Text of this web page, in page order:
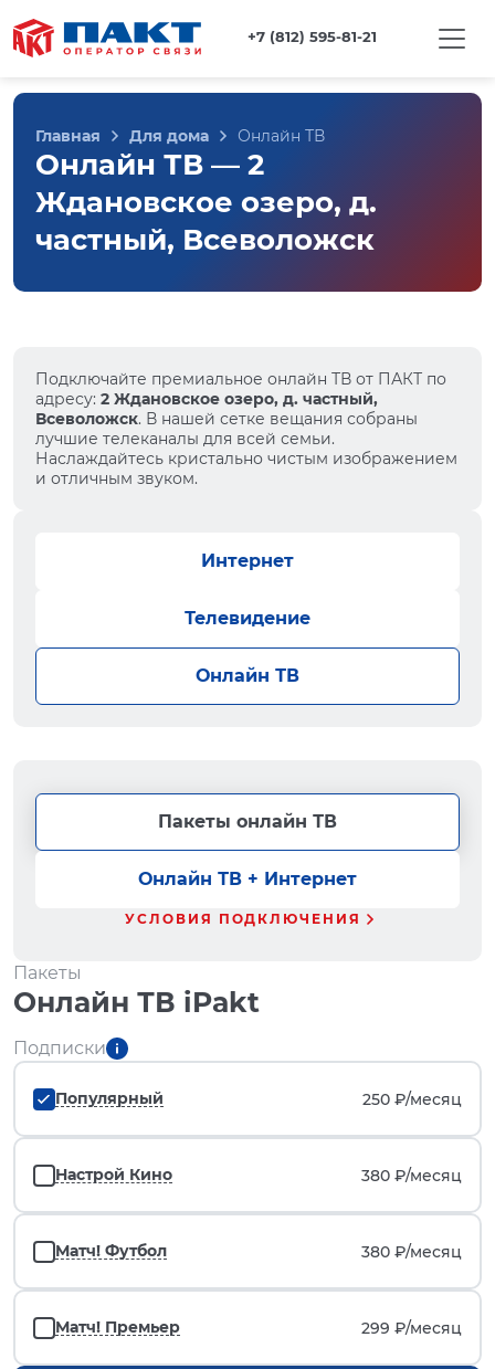
+7 (812) 595-81-21
Главная Для дома Онлайн ТВ
Онлайн ТВ — 2
Ждановское озеро, д.
частный, Всеволожск
Подключайте премиальное онлайн ТВ от ПАКТ по
адресу: 2 Ждановское озеро, д. частный,
Всеволожск. В нашей сетке вещания собраны
лучшие телеканалы для всей семьи.
Наслаждайтесь кристально чистым изображением
и отличным звуком.
Интернет
Телевидение
Онлайн ТВ
Пакеты онлайн ТВ
Онлайн ТВ + Интернет
УСЛОВИЯ ПОДКЛЮЧЕНИЯ
Пакеты
Онлайн ТВ iPakt
Подписки
Популярный 250 ₽/месяц
Настрой Кино 380 ₽/месяц
Матч! Футбол 380 ₽/месяц
Матч! Премьер 299 ₽/месяц